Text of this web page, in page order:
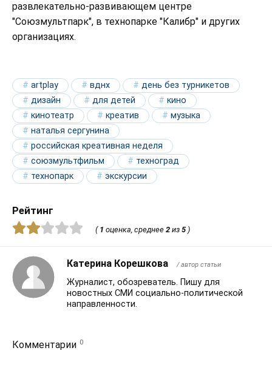
развлекательно-развивающем центре
"Союзмультпарк", в технопарке "Калибр" и других
организациях.
artplay вднх
день без турникетов
дизайн
для детей
кино
кинотеатр
креатив
музыка
наталья сергунина
российская креативная неделя
союзмультфильм
техноград
технопарк
экскурсии
Рейтинг
( 1 оценка, среднее 2из 5)
Катерина Корешкова / автор статьи
Журналист, обозреватель. Пишу для
новостных СМИ социально-политической
направленности.
Комментарии 0